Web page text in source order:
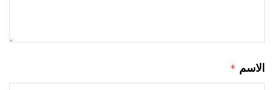
الاسم *